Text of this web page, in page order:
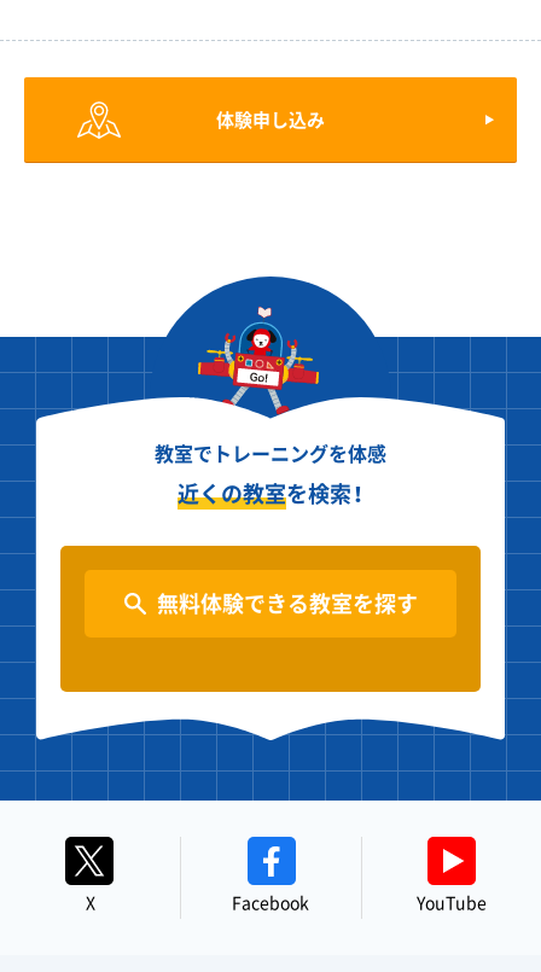
体験申し込み
教室でトレーニングを体感
近くの教室を検索！
無料体験できる教室を探す
X Facebook YouTube